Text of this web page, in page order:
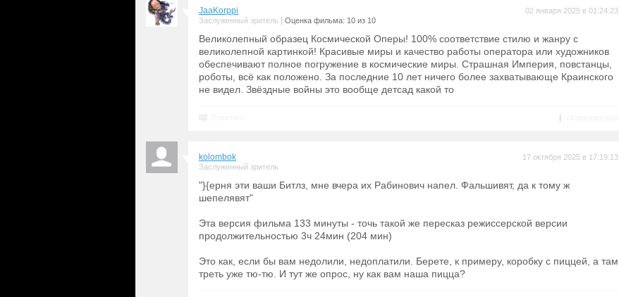
JaaKorppi
Заслуженный зритель Оценка фильма: 10 из 10
02 января 2025 в 01:24:23
Великолепный образец Космической Оперы! 100% соответствие стилю и жанру с
великолепной картинкой! Красивые миры и качество работы оператора или художников
обеспечивают полное погружение в космические миры. Страшная Империя, повстанцы,
роботы, всё как положено. За последние 10 лет ничего более захватывающе Краинского
не видел. Звёздные войны это вообще детсад какой то
|
kolombok
Заслуженный зритель
17 октября 2025 в 17:19:13
"}{ерня эти ваши Битлз, мне вчера их Рабинович напел. Фальшивят, да к тому ж
шепелявят"
Эта версия фильма 133 минуты - точь такой же пересказ режиссерской версии
продолжительностью 3ч 24мин (204 мин)
Это как, если бы вам недолили, недоплатили. Берете, к примеру, коробку с пиццей, а там
треть уже тю-тю. И тут же опрос, ну как вам наша пицца?